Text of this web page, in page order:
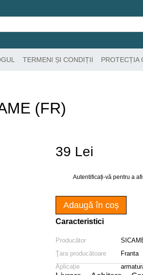
TERMENI ȘI CONDIȚII PROTECȚIA
(FR)
39 Lei
Autentificați-vă pentru a
Adaugă în coș
Caracteristici
Producător
Ţara producătoare
Franta
Aplicație